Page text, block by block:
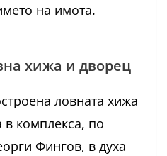
на имота.
хижа и дворец
ловната хижа
в комплекса, по
Фингов, в духа